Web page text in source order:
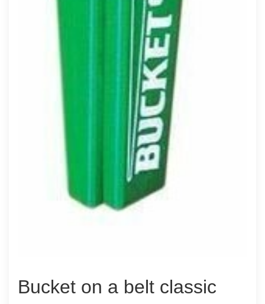
Bucket on a belt classic